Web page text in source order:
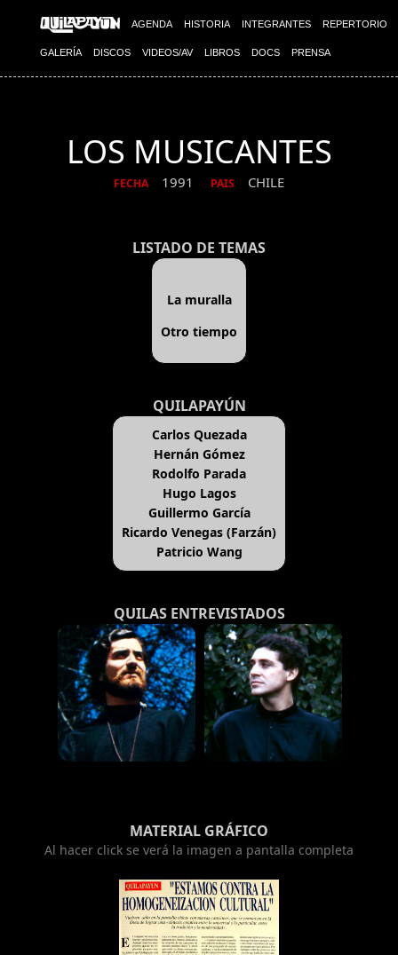
AGENDA HISTORIA INTEGRANTES REPERTORIO
GALERÍA DISCOS VIDEOS/AV LIBROS DOCS PRENSA
LOS MUSICANTES
FECHA 1991 PAIS CHILE
LISTADO DE TEMAS
La muralla
Otro tiempo
QUILAPAYÚN
Carlos Quezada
Hernán Gómez
Rodolfo Parada
Hugo Lagos
Guillermo García
Ricardo Venegas (Farzán)
Patricio Wang
QUILAS ENTREVISTADOS
MATERIAL GRÁFICO
Al hacer click se verá la imagen a pantalla completa